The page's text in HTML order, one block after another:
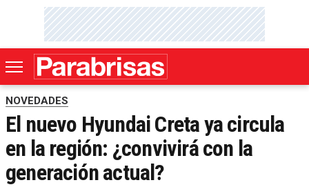
NOVEDADES
El nuevo Hyundai Creta ya circula
en la región: ¿convivirá con la
generación actual?